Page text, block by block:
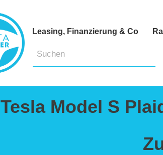
Leasing, Finanzierung & Co
Tesla Model S